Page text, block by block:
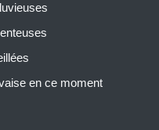
en ce moment